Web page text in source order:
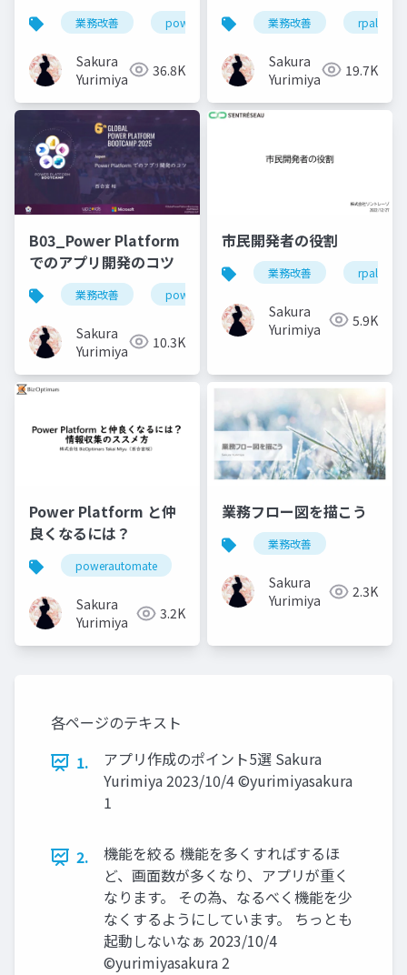
ジニアにキャリアチェ
ンジして気づいたこと
業務改善 powerplatform powerautomate
Sakura
Yurimiya
36.8K
業務改善 rpalt
Sakura
Yurimiya
19.7K
B03_Power Platform
でのアプリ開発のコツ
業務改善 powerapps
Sakura
Yurimiya
10.3K
市民開発者の役割
業務改善 rpalt
Sakura
Yurimiya
5.9K
Power Platform と仲
良くなるには？
powerautomate
Sakura
Yurimiya
3.2K
業務フロー図を描こう
業務改善
Sakura
Yurimiya
2.3K
各ページのテキスト
1.
アプリ作成のポイント5選 Sakura
Yurimiya 2023/10/4 ©yurimiyasakura
1
2.
機能を絞る 機能を多くすればするほ
ど、画面数が多くなり、アプリが重く
なります。 その為、なるべく機能を少
なくするようにしています。 ちっとも
起動しないなぁ 2023/10/4
©yurimiyasakura 2